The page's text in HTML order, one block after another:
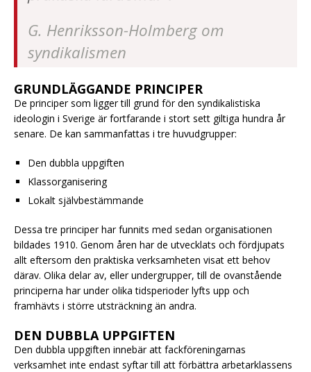
G. Henriksson-Holmberg om
syndikalismen
GRUNDLÄGGANDE PRINCIPER
De principer som ligger till grund för den syndikalistiska
ideologin i Sverige är fortfarande i stort sett giltiga hundra år
senare. De kan sammanfattas i tre huvudgrupper:
Den dubbla uppgiften
Klassorganisering
Lokalt självbestämmande
Dessa tre principer har funnits med sedan organisationen
bildades 1910. Genom åren har de utvecklats och fördjupats
allt eftersom den praktiska verksamheten visat ett behov
därav. Olika delar av, eller undergrupper, till de ovanstående
principerna har under olika tidsperioder lyfts upp och
framhävts i större utsträckning än andra.
DEN DUBBLA UPPGIFTEN
Den dubbla uppgiften innebär att fackföreningarnas
verksamhet inte endast syftar till att förbättra arbetarklassens